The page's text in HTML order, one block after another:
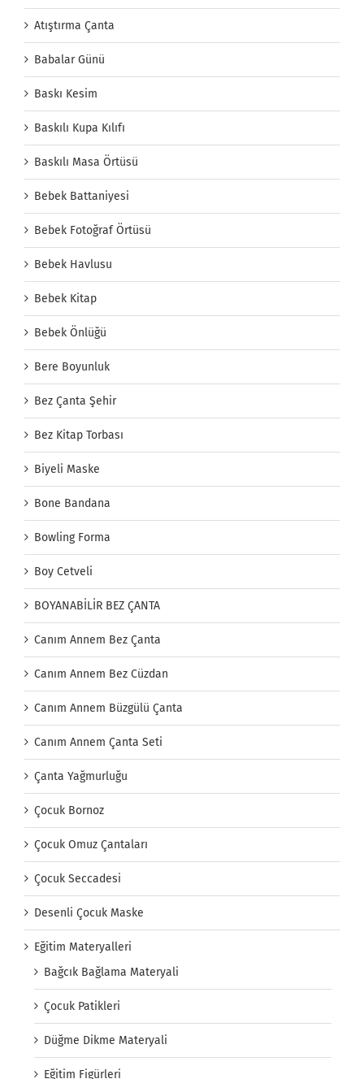
Atıştırma Çanta
Babalar Günü
Baskı Kesim
Baskılı Kupa Kılıfı
Baskılı Masa Örtüsü
Bebek Battaniyesi
Bebek Fotoğraf Örtüsü
Bebek Havlusu
Bebek Kitap
Bebek Önlüğü
Bere Boyunluk
Bez Çanta Şehir
Bez Kitap Torbası
Biyeli Maske
Bone Bandana
Bowling Forma
Boy Cetveli
BOYANABİLİR BEZ ÇANTA
Canım Annem Bez Çanta
Canım Annem Bez Cüzdan
Canım Annem Büzgülü Çanta
Canım Annem Çanta Seti
Çanta Yağmurluğu
Çocuk Bornoz
Çocuk Omuz Çantaları
Çocuk Seccadesi
Desenli Çocuk Maske
Eğitim Materyalleri
Bağcık Bağlama Materyali
Çocuk Patikleri
Düğme Dikme Materyali
Eğitim Figürleri